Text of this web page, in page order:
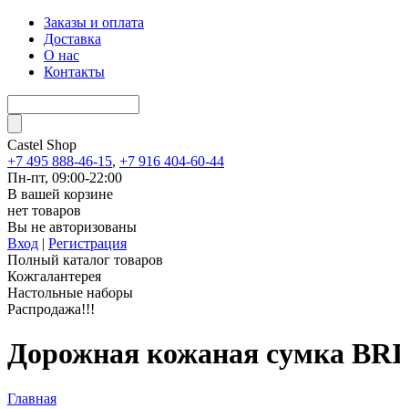
Заказы и оплата
Доставка
О нас
Контакты
Castel Shop
+7 495 888-46-15, +7 916 404-60-44
Пн-пт, 09:00-22:00
В вашей корзине
нет товаров
Вы не авторизованы
Вход | Регистрация
Полный каталог товаров
Кожгалантерея
Настольные наборы
Распродажа!!!
Дорожная кожаная сумка
Главная